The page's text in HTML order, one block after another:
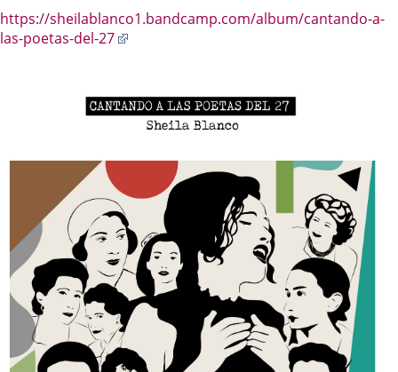
https://sheilablanco1.bandcamp.com/album/cantando-a-
las-poetas-del-27
aplicación
externa.